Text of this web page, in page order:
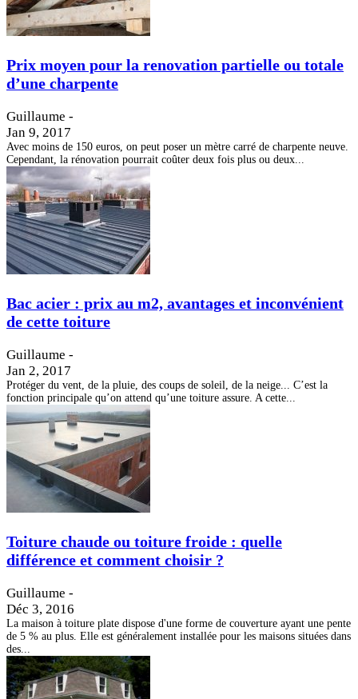
Prix moyen pour la renovation partielle ou totale
d’une charpente
Guillaume -
Jan 9, 2017
Avec moins de 150 euros, on peut poser un mètre carré de charpente neuve.
Cependant, la rénovation pourrait coûter deux fois plus ou deux...
Bac acier : prix au m2, avantages et inconvénient
de cette toiture
Guillaume -
Jan 2, 2017
Protéger du vent, de la pluie, des coups de soleil, de la neige... C’est la
fonction principale qu’on attend qu’une toiture assure. A cette...
Toiture chaude ou toiture froide : quelle
différence et comment choisir ?
Guillaume -
Déc 3, 2016
La maison à toiture plate dispose d'une forme de couverture ayant une pente
de 5 % au plus. Elle est généralement installée pour les maisons situées dans
des...